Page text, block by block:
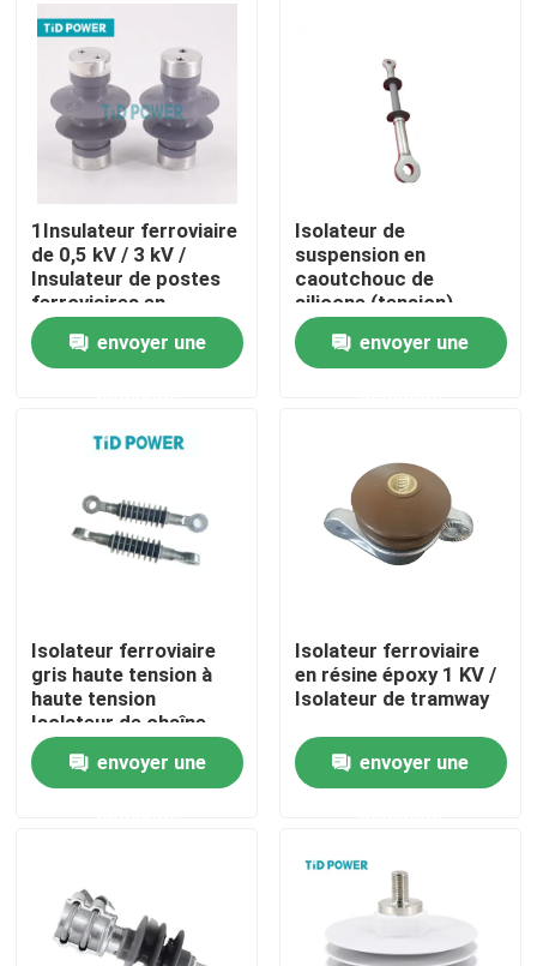
À la maison
Produits
À propos de nous
Contrôle de la qualité
Nous contacter
Isolateur ferroviaire
1Insulateur ferroviaire
de 0,5 kV / 3 kV /
Insulateur de postes
ferroviaires en
caoutchouc de
siliconeenvoyer une
Isolateur de
suspension en
caoutchouc de
silicone (tension)
envoyer une
Isolateur ferroviaire
gris haute tension à
haute tension
Isolateur de chaîne
ferroviaire composite
en siliciumenvoyer une
Isolateur ferroviaire
en résine époxy 1 KV /
Isolateur de tramway
envoyer une